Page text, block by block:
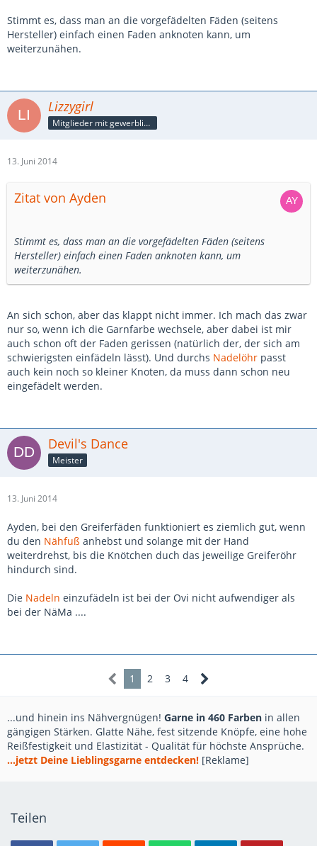
Stimmt es, dass man an die vorgefädelten Fäden (seitens
Hersteller) einfach einen Faden anknoten kann, um
weiterzunähen.
Lizzygirl
Mitglieder mit gewerblicher Verbindung, auch als Mitarbeiter/in
13. Juni 2014
Zitat von Ayden
Stimmt es, dass man an die vorgefädelten Fäden (seitens
Hersteller) einfach einen Faden anknoten kann, um
weiterzunähen.
An sich schon, aber das klappt nicht immer. Ich mach das zwar
nur so, wenn ich die Garnfarbe wechsele, aber dabei ist mir
auch schon oft der Faden gerissen (natürlich der, der sich am
schwierigsten einfädeln lässt). Und durchs Nadelöhr passt
auch kein noch so kleiner Knoten, da muss dann schon neu
eingefädelt werden.
Devil's Dance
Meister
13. Juni 2014
Ayden, bei den Greiferfäden funktioniert es ziemlich gut, wenn
du den Nähfuß anhebst und solange mit der Hand
weiterdrehst, bis die Knötchen duch das jeweilige Greiferöhr
hindurch sind.
Die Nadeln einzufädeln ist bei der Ovi nicht aufwendiger als
bei der NäMa ....
1 2 3 4
...und hinein ins Nähvergnügen! Garne in 460 Farben in allen
gängigen Stärken. Glatte Nähe, fest sitzende Knöpfe, eine hohe
Reißfestigkeit und Elastizität - Qualität für höchste Ansprüche.
...jetzt Deine Lieblingsgarne entdecken! [Reklame]
Teilen